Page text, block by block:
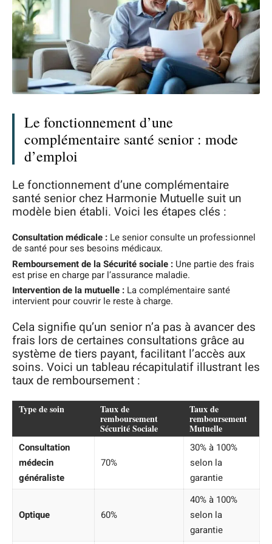
Le fonctionnement d’une
complémentaire santé senior : mode
d’emploi
Le fonctionnement d’une complémentaire
santé senior chez Harmonie Mutuelle suit un
modèle bien établi. Voici les étapes clés :
Consultation médicale : Le senior consulte un professionnel
de santé pour ses besoins médicaux.
Remboursement de la Sécurité sociale : Une partie des frais
est prise en charge par l’assurance maladie.
Intervention de la mutuelle : La complémentaire santé
intervient pour couvrir le reste à charge.
Cela signifie qu’un senior n’a pas à avancer des
frais lors de certaines consultations grâce au
système de tiers payant, facilitant l’accès aux
soins. Voici un tableau récapitulatif illustrant les
taux de remboursement :
Type de soin Taux de
remboursement
Sécurité Sociale
Taux de
remboursement
Mutuelle
Consultation
médecin
généraliste
70%
30% à 100%
selon la
garantie
Optique 60%
40% à 100%
selon la
garantie